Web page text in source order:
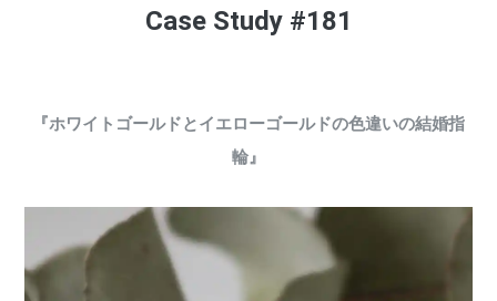
Case Study #181
『ホワイトゴールドとイエローゴールドの色違いの結婚指
輪』